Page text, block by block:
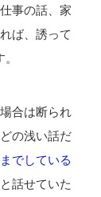
事の話、家
ば、誘って
合は断られ
の浅い話だ
でしている
話せていた